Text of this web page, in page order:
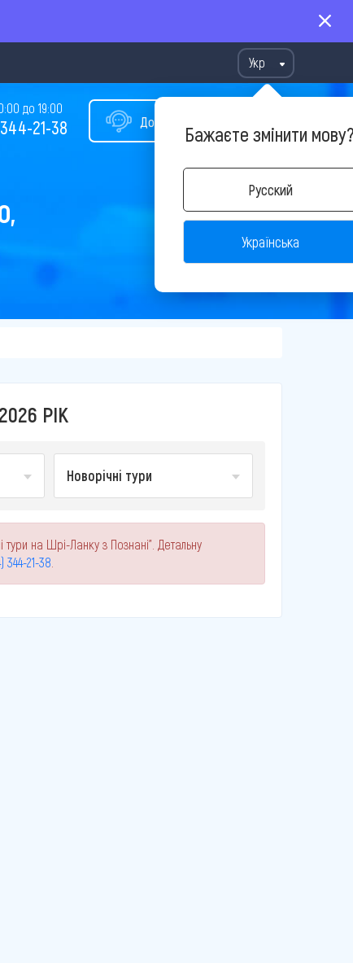
Укр
Бажаєте змінити
Русский
Українська
Допомога у виборі туру
до 19:00
21-38
РІК
Новорічні тури
тури на Шрі-Ланку з Познані". Детальну
344-21-38